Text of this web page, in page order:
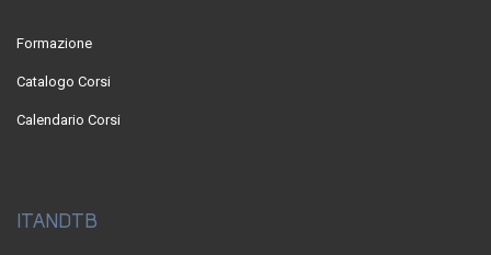
Formazione
Catalogo Corsi
Calendario Corsi
ITANDTB